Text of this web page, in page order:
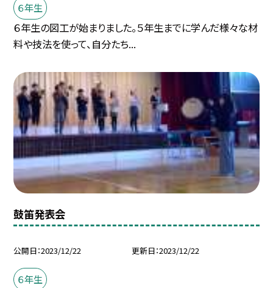
６年生
６年生の図工が始まりました。５年生までに学んだ様々な材
料や技法を使って、自分たち...
鼓笛発表会
公開日 2023/12/22 更新日 2023/12/22
６年生